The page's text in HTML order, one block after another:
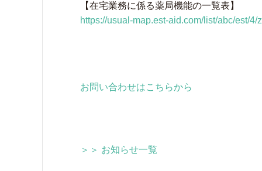
【在宅業務に係る薬局機能の一覧表】
https://usual-map.est-aid.com/list/abc/est/4/
お問い合わせはこちらから
＞＞ お知らせ一覧